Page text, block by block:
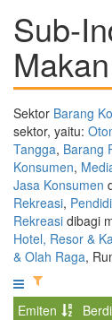
Sub-
Makan
Sektor Barang
sektor, yaitu:
Tangga, Barang
Konsumen,
Jasa Konsumen
Rekreasi,
Rekreasi dibagi
Hotel, Resor &
& Olah Raga,
Emiten